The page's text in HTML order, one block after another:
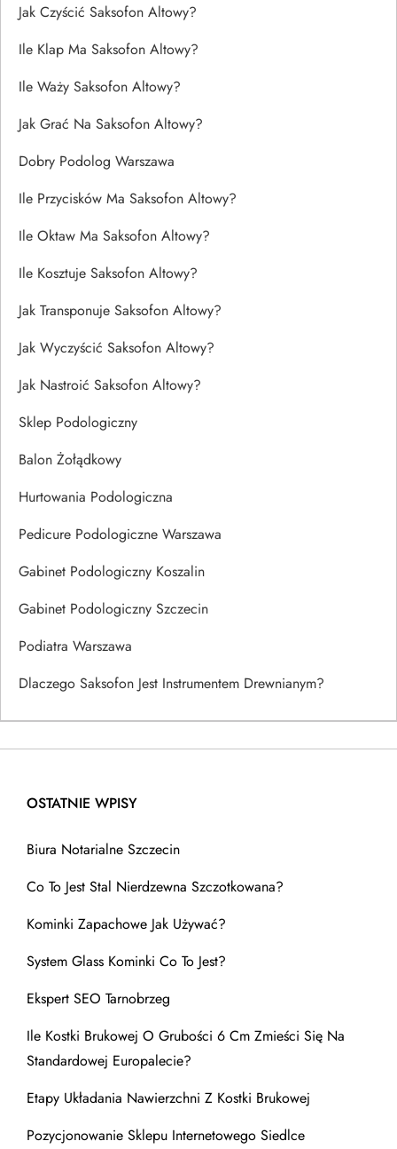
Jak Czyścić Saksofon Altowy?
Ile Klap Ma Saksofon Altowy?
Ile Waży Saksofon Altowy?
Jak Grać Na Saksofon Altowy?
Dobry Podolog Warszawa
Ile Przycisków Ma Saksofon Altowy?
Ile Oktaw Ma Saksofon Altowy?
Ile Kosztuje Saksofon Altowy?
Jak Transponuje Saksofon Altowy?
Jak Wyczyścić Saksofon Altowy?
Jak Nastroić Saksofon Altowy?
Sklep Podologiczny
Balon Żołądkowy
Hurtowania Podologiczna
Pedicure Podologiczne Warszawa
Gabinet Podologiczny Koszalin
Gabinet Podologiczny Szczecin
Podiatra Warszawa
Dlaczego Saksofon Jest Instrumentem Drewnianym?
OSTATNIE WPISY
Biura Notarialne Szczecin
Co To Jest Stal Nierdzewna Szczotkowana?
Kominki Zapachowe Jak Używać?
System Glass Kominki Co To Jest?
Ekspert SEO Tarnobrzeg
Ile Kostki Brukowej O Grubości 6 Cm Zmieści Się Na
Standardowej Europalecie?
Etapy Układania Nawierzchni Z Kostki Brukowej
Pozycjonowanie Sklepu Internetowego Siedlce